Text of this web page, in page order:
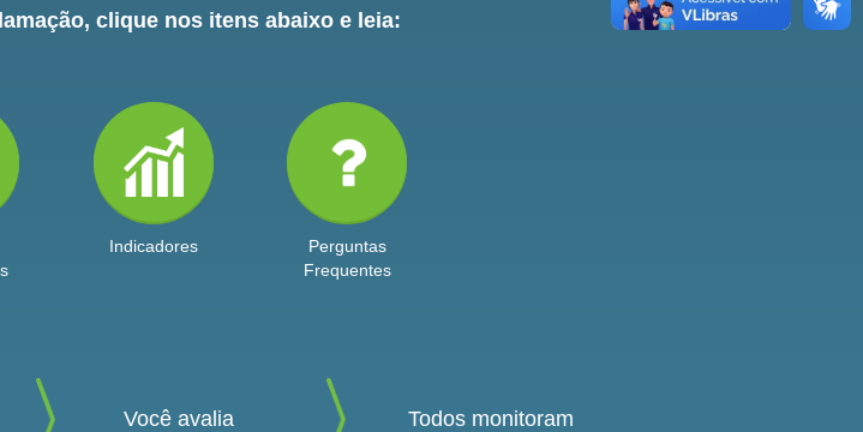
clique nos itens abaixo e leia:
Indicadores
Perguntas
Frequentes
Você avalia Todos monitoram